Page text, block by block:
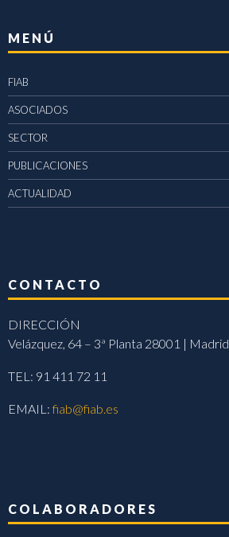
MENÚ
FIAB
ASOCIADOS
SECTOR
PUBLICACIONES
ACTUALIDAD
CONTACTO
DIRECCIÓN
Velázquez, 64 – 3ª Planta 28001 | Madrid
TEL: 91 411 72 11
EMAIL:fiab@fiab.es
COLABORADORES